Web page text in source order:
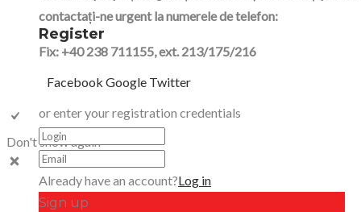
contactați-ne urgent la numerele de telefon:
Fix: +40 238 711155, ext. 213/175/216
Don't show again
Register
Facebook Google Twitter
or enter your registration credentials
Already have an account?Log in
Sign up